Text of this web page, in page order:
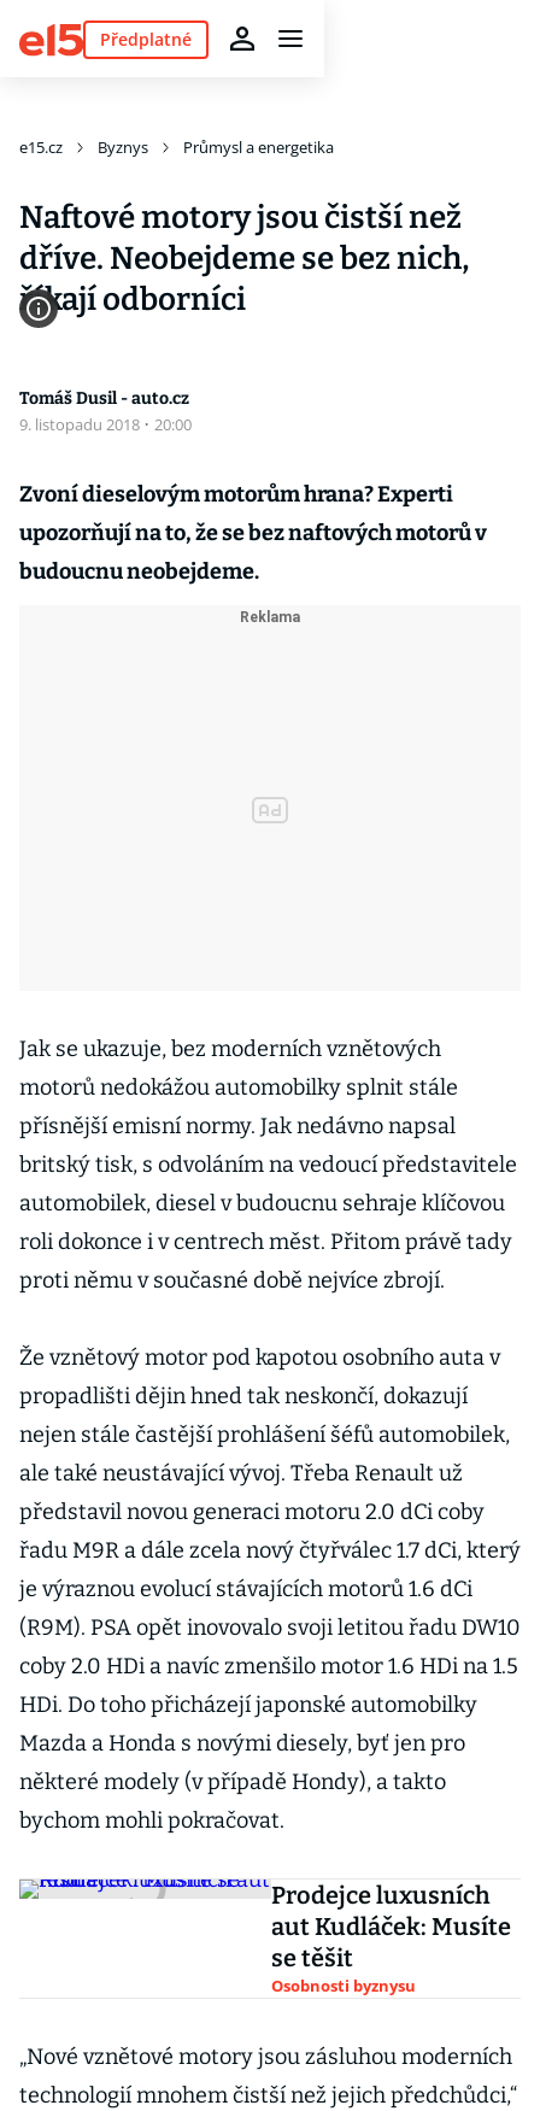
Předplatné
e15.cz Byznys Průmysl a energetika
Naftové motory jsou čistší než
dříve. Neobejdeme se bez nich,
říkají odborníci
Tomáš Dusil - auto.cz
9. listopadu 2018 · 20:00
Zvoní dieselovým motorům hrana? Experti
upozorňují na to, že se bez naftových motorů v
budoucnu neobejdeme.
Jak se ukazuje, bez moderních vznětových
motorů nedokážou automobilky splnit stále
přísnější emisní normy. Jak nedávno napsal
britský tisk, s odvoláním na vedoucí představitele
automobilek, diesel v budoucnu sehraje klíčovou
roli dokonce i v centrech měst. Přitom právě tady
proti němu v současné době nejvíce zbrojí.
Že vznětový motor pod kapotou osobního auta v
propadlišti dějin hned tak neskončí, dokazují
nejen stále častější prohlášení šéfů automobilek,
ale také neustávající vývoj. Třeba Renault už
představil novou generaci motoru 2.0 dCi coby
řadu M9R a dále zcela nový čtyřválec 1.7 dCi, který
je výraznou evolucí stávajících motorů 1.6 dCi
(R9M). PSA opět inovovalo svoji letitou řadu DW10
coby 2.0 HDi a navíc zmenšilo motor 1.6 HDi na 1.5
HDi. Do toho přicházejí japonské automobilky
Mazda a Honda s novými diesely, byť jen pro
některé modely (v případě Hondy), a takto
bychom mohli pokračovat.
Prodejce luxusních
aut Kudláček: Musíte
se těšit
Osobnosti byznysu
„Nové vznětové motory jsou zásluhou moderních
technologií mnohem čistší než jejich předchůdci,“